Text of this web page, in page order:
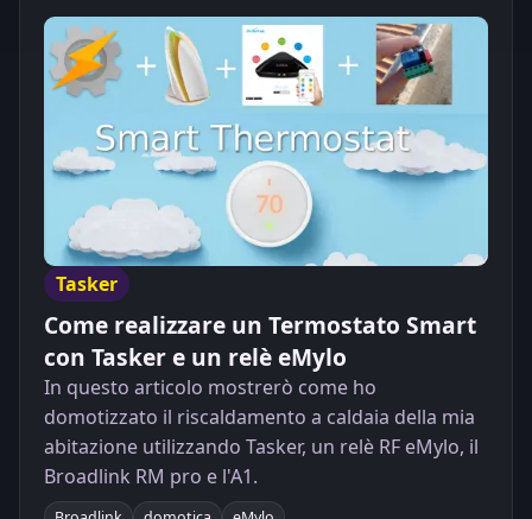
Tasker
Come realizzare un Termostato Smart
con Tasker e un relè eMylo
In questo articolo mostrerò come ho
domotizzato il riscaldamento a caldaia della mia
abitazione utilizzando Tasker, un relè RF eMylo, il
Broadlink RM pro e l'A1.